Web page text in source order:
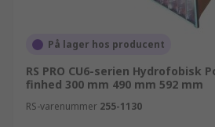
På lager hos producent
RS PRO CU6-serien Hydrofobisk
finhed 300 mm 490 mm 592 mm
RS-varenummer 255-1130